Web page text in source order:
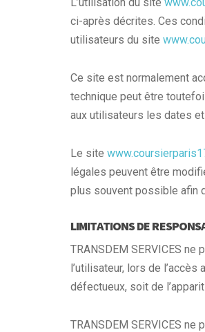
ci-après décrites. Ces
utilisateurs du site
Ce site est normalement
technique peut être
aux utilisateurs les dates
Le site
légales peuvent être
plus souvent possible afin
LIMITATIONS DE
TRANSDEM SERVICES
l’utilisateur, lors de l’accès
défectueux, soit de
TRANSDEM SERVICES